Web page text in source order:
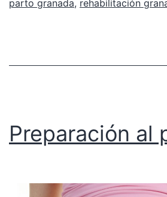
parto granada, rehabilitación
Preparación al